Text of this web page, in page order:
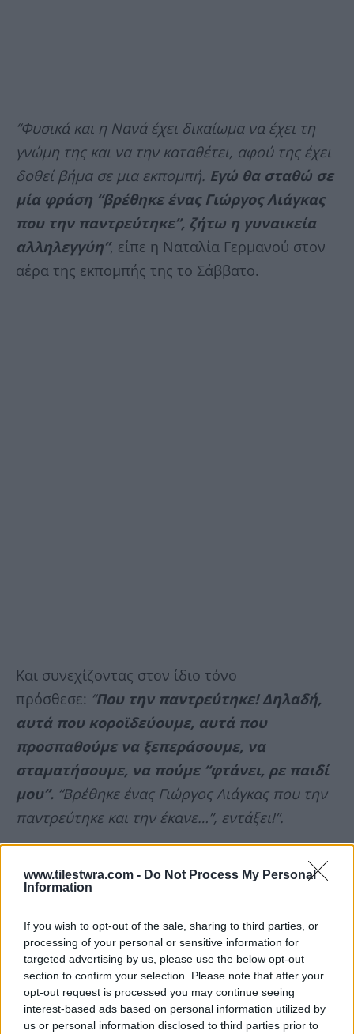
www.tilestwra.com - Do Not Process My Personal
Information
If you wish to opt-out of the sale, sharing to third parties, or
processing of your personal or sensitive information for
targeted advertising by us, please use the below opt-out
section to confirm your selection. Please note that after your
opt-out request is processed you may continue seeing
interest-based ads based on personal information utilized by
us or personal information disclosed to third parties prior to
“Φυσικά και η Νανά έχει δικαίωμα να έχει τη
γνώμη της και να την καταθέτει, αφού της έχει
δοθεί βήμα σε μια εκπομπή. Εγώ θα σταθώ σε
μία φράση “βρέθηκε ένας Γιώργος Λιάγκας
που την παντρεύτηκε”, ζήτω η γυναικεία
αλληλεγγύη”, είπε η Ναταλία Γερμανού στον
αέρα της εκπομπής της το Σάββατο.
Και συνεχίζοντας στον ίδιο τόνο
πρόσθεσε: “Που την παντρεύτηκε! Δηλαδή,
αυτά που κοροϊδεύουμε, αυτά που
προσπαθούμε να ξεπεράσουμε, να
σταματήσουμε, να πούμε “φτάνει, ρε παιδί
μου”. “Βρέθηκε ένας Γιώργος Λιάγκας που την
παντρεύτηκε και την έκανε…”, εντάξει!”.
“Μπορεί να σου αρέσει η Φαίη,
να μη σου αρέσει, να τη βλέπεις και να
και να λες “μαγεύομαι”,βρέθηκε ένας Γιώργος
Λιάγκας που την παντρεύτηκε; Αλήθεια
τώρα; Δεν μπορώ να την ξεπεράσω αυτή τη
φράση, πραγματικά.“Δεν υπήρξε κανένα
brand, υπήρξε ένας Γιώργος Λιάγκας που την